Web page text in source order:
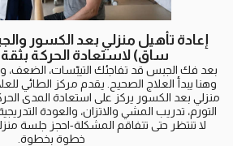
إعادة تأهيل منزلي بعد الكسور
ساق) لاستعادة الحركة
بعد فك الجبس قد تفاجئك التيبّسات، الضعف،
وهنا يبدأ العلاج الصحيح. يقدم مركز الطائي
منزلي بعد الكسور يركز على استعادة المدى
التورم، تدريب المشي والاتزان، والعودة
لا تنتظر حتى تتفاقم المشكلة-احجز جلسة
خطوة بخطوة.